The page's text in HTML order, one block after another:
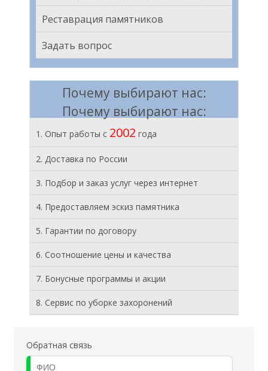
Реставрация памятников
Задать вопрос
Почему выбирают нас:
Почему выбирают нас:
1. Опыт работы с 2002 года
2. Доставка по России
3. Подбор и заказ услуг через интернет
4. Предоставляем эскиз памятника
5. Гарантии по договору
6. Соотношение цены и качества
7. Бонусные программы и акции
8. Cервис по уборке захоронений
Обратная связь